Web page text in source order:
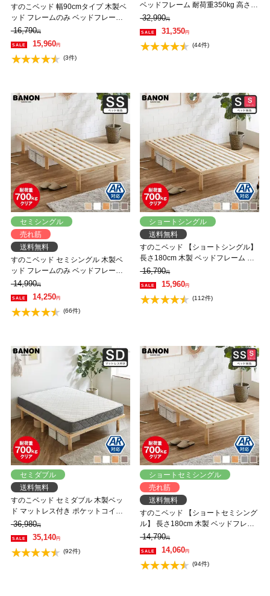
すのこベッド 幅90cmタイプ 木製ベ
ッド フレームのみ ベッドフレーム
ローベッド 高さ調整 組立簡単 ヘッ
ドレス 一人暮らし 北欧 低ホルムア
ルデヒド バノン【AR】
16,790円
15,960円
(3件)
ベッドフレーム 耐荷重350kg 高さ4
段階 低ホルムアルデヒド バノン
【AR】 【大型家具配送】
32,990円
31,350円
(44件)
セミシングル
売れ筋
送料無料
すのこベッド セミシングル 木製ベ
ッド フレームのみ ベッドフレーム
ローベッド 高さ調整 組立簡単 ヘッ
ドレス 一人暮らし 北欧 低ホルムア
ルデヒド バノン【AR】
14,990円
14,250円
(66件)
ショートシングル
送料無料
すのこベッド 【ショートシングル】
長さ180cm 木製 ベッドフレーム 耐
荷重350kg 組立簡単 高さ4段階 低ホ
ルムアルデヒド バノン【AR】
16,790円
15,960円
(112件)
セミダブル
送料無料
すのこベッド セミダブル 木製ベッ
ド マットレス付き ポケットコイル
マットレス ふつう 組立簡単 ヘッド
レス 一人暮らし 北欧 低ホルムアル
デヒド バノン【AR】 【大型家具配
送】
36,980円
35,140円
(92件)
ショートセミシングル
売れ筋
送料無料
すのこベッド 【ショートセミシング
ル】 長さ180cm 木製 ベッドフレー
ム 耐荷重350kg 組立簡単 高さ4段階
低ホルムアルデヒド バノン【AR】
14,790円
14,060円
(94件)